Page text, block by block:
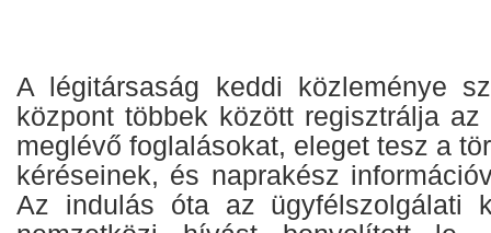
A légitársaság keddi közleménye
központ többek között regisztrálja
meglévő foglalásokat, eleget tesz a
kéréseinek, és naprakész
Az indulás óta az ügyfélszolgálati